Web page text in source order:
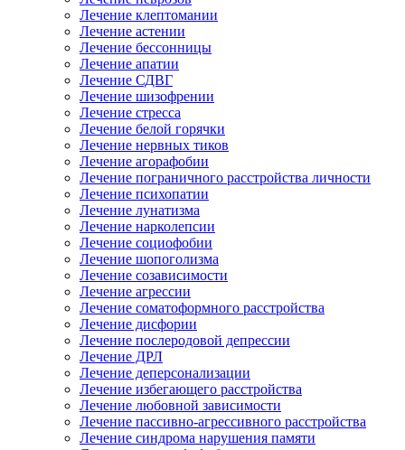
Лечение клептомании
Лечение астении
Лечение бессонницы
Лечение апатии
Лечение СДВГ
Лечение шизофрении
Лечение стресса
Лечение белой горячки
Лечение нервных тиков
Лечение агорафобии
Лечение пограничного расстройства личности
Лечение психопатии
Лечение лунатизма
Лечение нарколепсии
Лечение социофобии
Лечение шопоголизма
Лечение созависимости
Лечение агрессии
Лечение соматоформного расстройства
Лечение дисфории
Лечение послеродовой депрессии
Лечение ДРЛ
Лечение деперсонализации
Лечение избегающего расстройства
Лечение любовной зависимости
Лечение пассивно-агрессивного расстройства
Лечение синдрома нарушения памяти